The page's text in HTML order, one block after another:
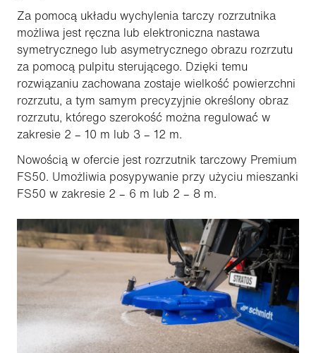
Za pomocą układu wychylenia tarczy rozrzutnika
możliwa jest ręczna lub elektroniczna nastawa
symetrycznego lub asymetrycznego obrazu rozrzutu
za pomocą pulpitu sterującego. Dzięki temu
rozwiązaniu zachowana zostaje wielkość powierzchni
rozrzutu, a tym samym precyzyjnie określony obraz
rozrzutu, którego szerokość można regulować w
zakresie 2 – 10 m lub 3 – 12 m.
Nowością w ofercie jest rozrzutnik tarczowy Premium
FS50. Umożliwia posypywanie przy użyciu mieszanki
FS50 w zakresie 2 – 6 m lub 2 – 8 m.